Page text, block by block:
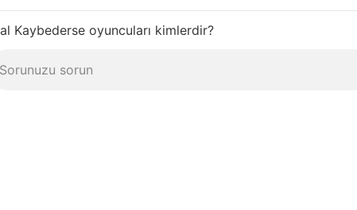
Kaybederse oyuncuları kimlerdir?